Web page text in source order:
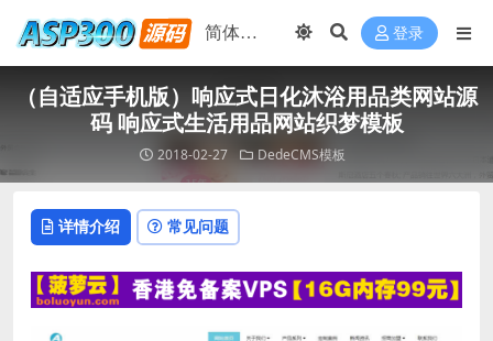
登录
（自适应手机版）响应式日化沐浴用品类网站源
码 响应式生活用品网站织梦模板
2018-02-27 DedeCMS模板
详情介绍 常见问题